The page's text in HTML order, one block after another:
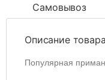
Самовывоз
Описание товара
Популярная